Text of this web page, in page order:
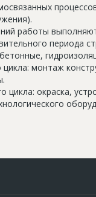
работы
периода
монтаж
цикла: окраска,